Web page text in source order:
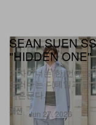
패션
"HIDDEN ONE"
디자이너는 한 번에 모
드러나는 디테일과 단
뒤흔든다.
Jun 27, 2026